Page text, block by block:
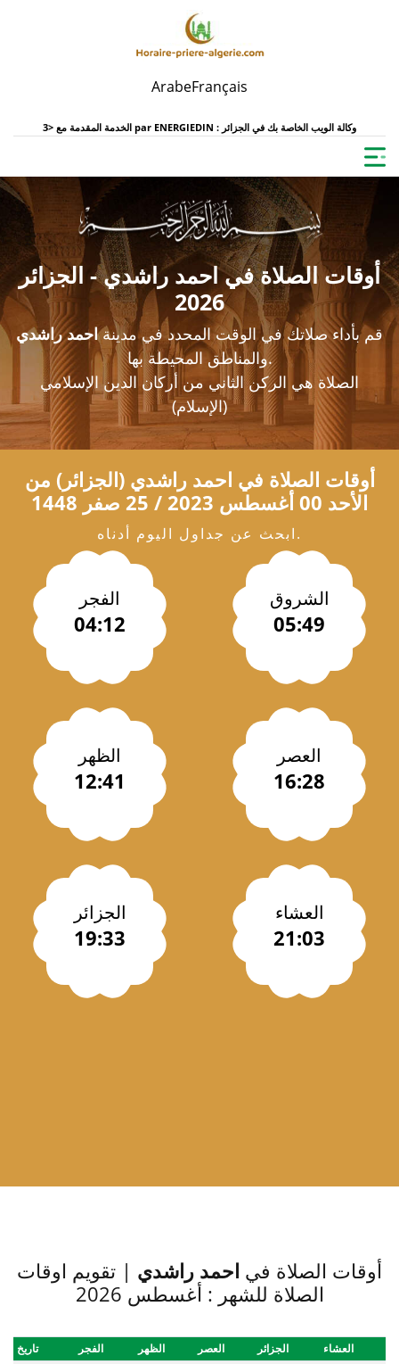
ArabeFrançais
الخدمة المقدمة مع <3 par ENERGIEDIN : وكالة الويب الخاصة بك في الجزائر
أوقات الصلاة في احمد راشدي - الجزائر
2026
قم بأداء صلاتك في الوقت المحدد في مدينةاحمد راشدي
والمناطق المحيطة بها.
الصلاة هي الركن الثاني من أركان الدين الإسلامي
(الإسلام)
أوقات الصلاة في احمد راشدي (الجزائر) من
الأحد 00 أغسطس 2023 / 25 صفر 1448
ابحث عن جداول اليوم أدناه.
الفجر
04:12
الشروق
05:49
الظهر
12:41
العصر
16:28
الجزائر
19:33
العشاء
21:03
أوقات الصلاة في احمد راشدي | تقويم اوقات
الصلاة للشهر : أغسطس 2026
تاريخ الفجر الظهر العصر الجزائر
العشاء